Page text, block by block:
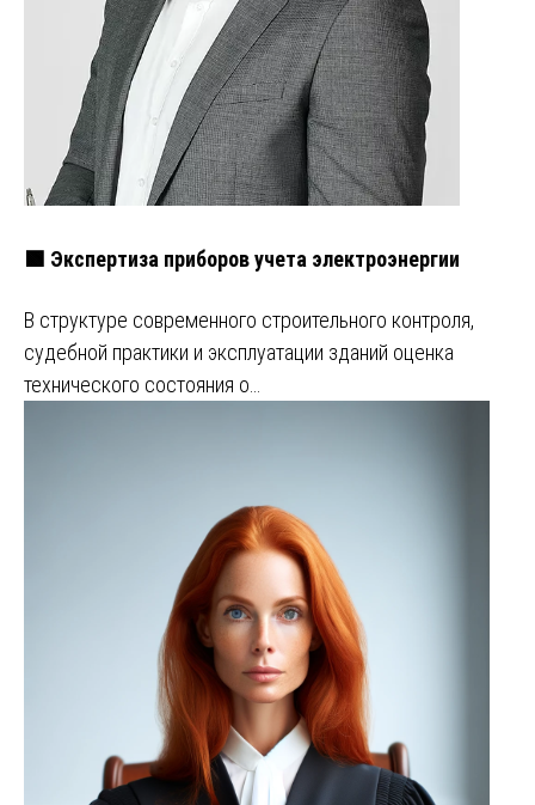
🟩 Экспертиза приборов учета электроэнергии
В структуре современного строительного контроля,
судебной практики и эксплуатации зданий оценка
технического состояния о…